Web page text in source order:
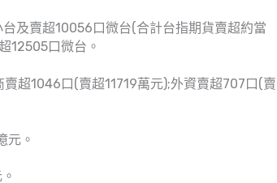
及賣超10056口微台(合計台指期貨賣超約當
12505口微台。
超1046口(賣超11719萬元);外資賣超707口(賣
元。